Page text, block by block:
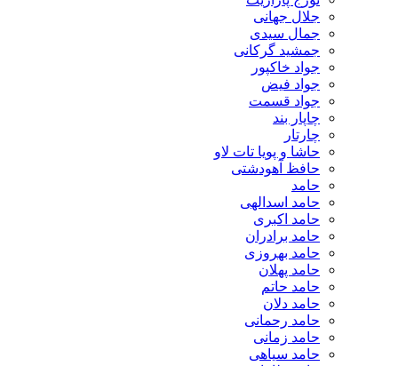
جلال جهانی
جمال سیدی
جمشید گرکانی
جواد خاکپور
جواد فیض
جواد قسمت
چاپار بند
چارتار
حاشا و پویا تات لاو
حافظ آهودشتی
حامد
حامد اسدالهی
حامد اکبری
حامد برادران
حامد بهروزی
حامد پهلان
حامد حاتم
حامد دلان
حامد رحمانی
حامد زمانی
حامد سیاهی